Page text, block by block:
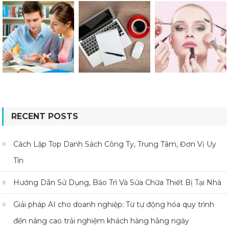
RECENT POSTS
Cách Lập Top Danh Sách Công Ty, Trung Tâm, Đơn Vị Uy
Tín
Hướng Dẫn Sử Dụng, Bảo Trì Và Sửa Chữa Thiết Bị Tại Nhà
Giải pháp AI cho doanh nghiệp: Từ tự động hóa quy trình
đến nâng cao trải nghiệm khách hàng hằng ngày